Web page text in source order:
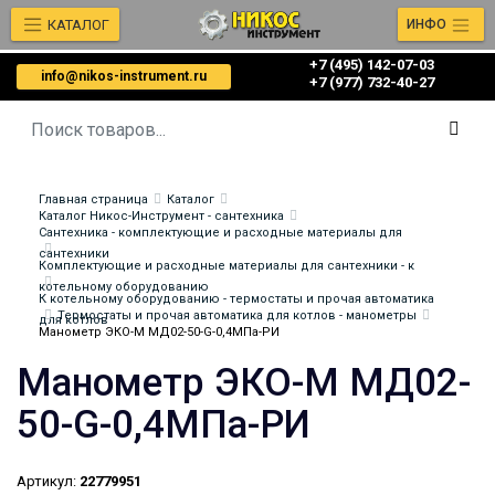
info@nikos-instrument.ru
+7 (495) 142-07-03
‎‎+7 (977) 732-40-27
КАТАЛОГ ИНФО
Главная страница
Каталог
Каталог Никос-Инструмент - сантехника
Сантехника - комплектующие и расходные материалы для
сантехники
Комплектующие и расходные материалы для сантехники - к
котельному оборудованию
К котельному оборудованию - термостаты и прочая автоматика
для котлов
Термостаты и прочая автоматика для котлов - манометры
Манометр ЭКО-М МД02-50-G-0,4МПа-РИ
Манометр ЭКО-М МД02-
50-G-0,4МПа-РИ
Артикул: 22779951